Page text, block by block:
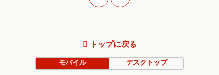
トップに戻る
モバイル デスクトップ